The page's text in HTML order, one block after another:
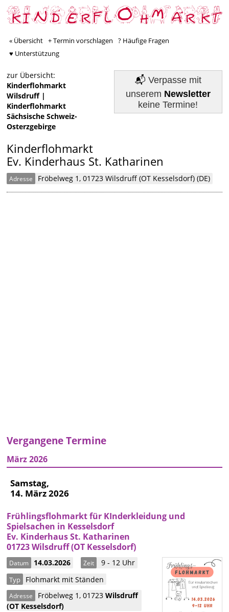
« Übersicht + Termin vorschlagen
? Häufige Fragen
♥ Unterstützung
📬 Verpasse mit
unserem Newsletter
keine Termine!
zur Übersicht:
Kinderflohmarkt
Wilsdruff |
Kinderflohmarkt
Sächsische Schweiz-
Osterzgebirge
Kinderflohmarkt
Ev. Kinderhaus St. Katharinen
Adresse Fröbelweg 1, 01723 Wilsdruff (OT Kesselsdorf) (DE)
Vergangene Termine
März 2026
Samstag,
14. März 2026
Frühlingsflohmarkt für KInderkleidung und
Spielsachen in Kesselsdorf
Ev. Kinderhaus St. Katharinen
01723 Wilsdruff (OT Kesselsdorf)
Datum 14.03.2026 Zeit 9 - 12 Uhr
Typ Flohmarkt mit Ständen
Adresse Fröbelweg 1,01723Wilsdruff
(OT Kesselsdorf)